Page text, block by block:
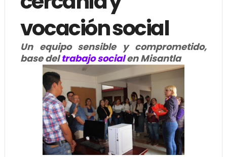
vocación social
Un equipo sensible y comprometido,
base deltrabajo socialen Misantla